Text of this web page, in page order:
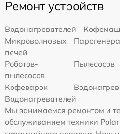
Ремонт устройств
Водонагревателей
Микроволновых
печей
Роботов-
пылесосов
Пылесосов
Кофеварок
Водонагревателей
Мы занимаемся ремонтом и
обслуживанием техники